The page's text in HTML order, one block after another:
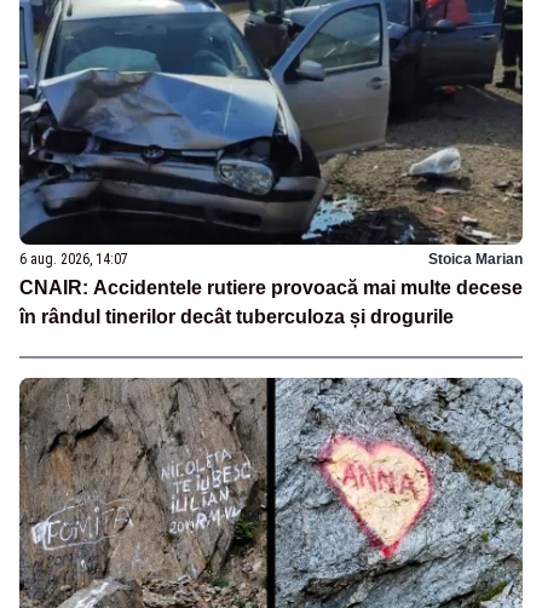
6 aug. 2026, 14:07 Stoica Marian
CNAIR: Accidentele rutiere provoacă mai multe decese
în rândul tinerilor decât tuberculoza și drogurile